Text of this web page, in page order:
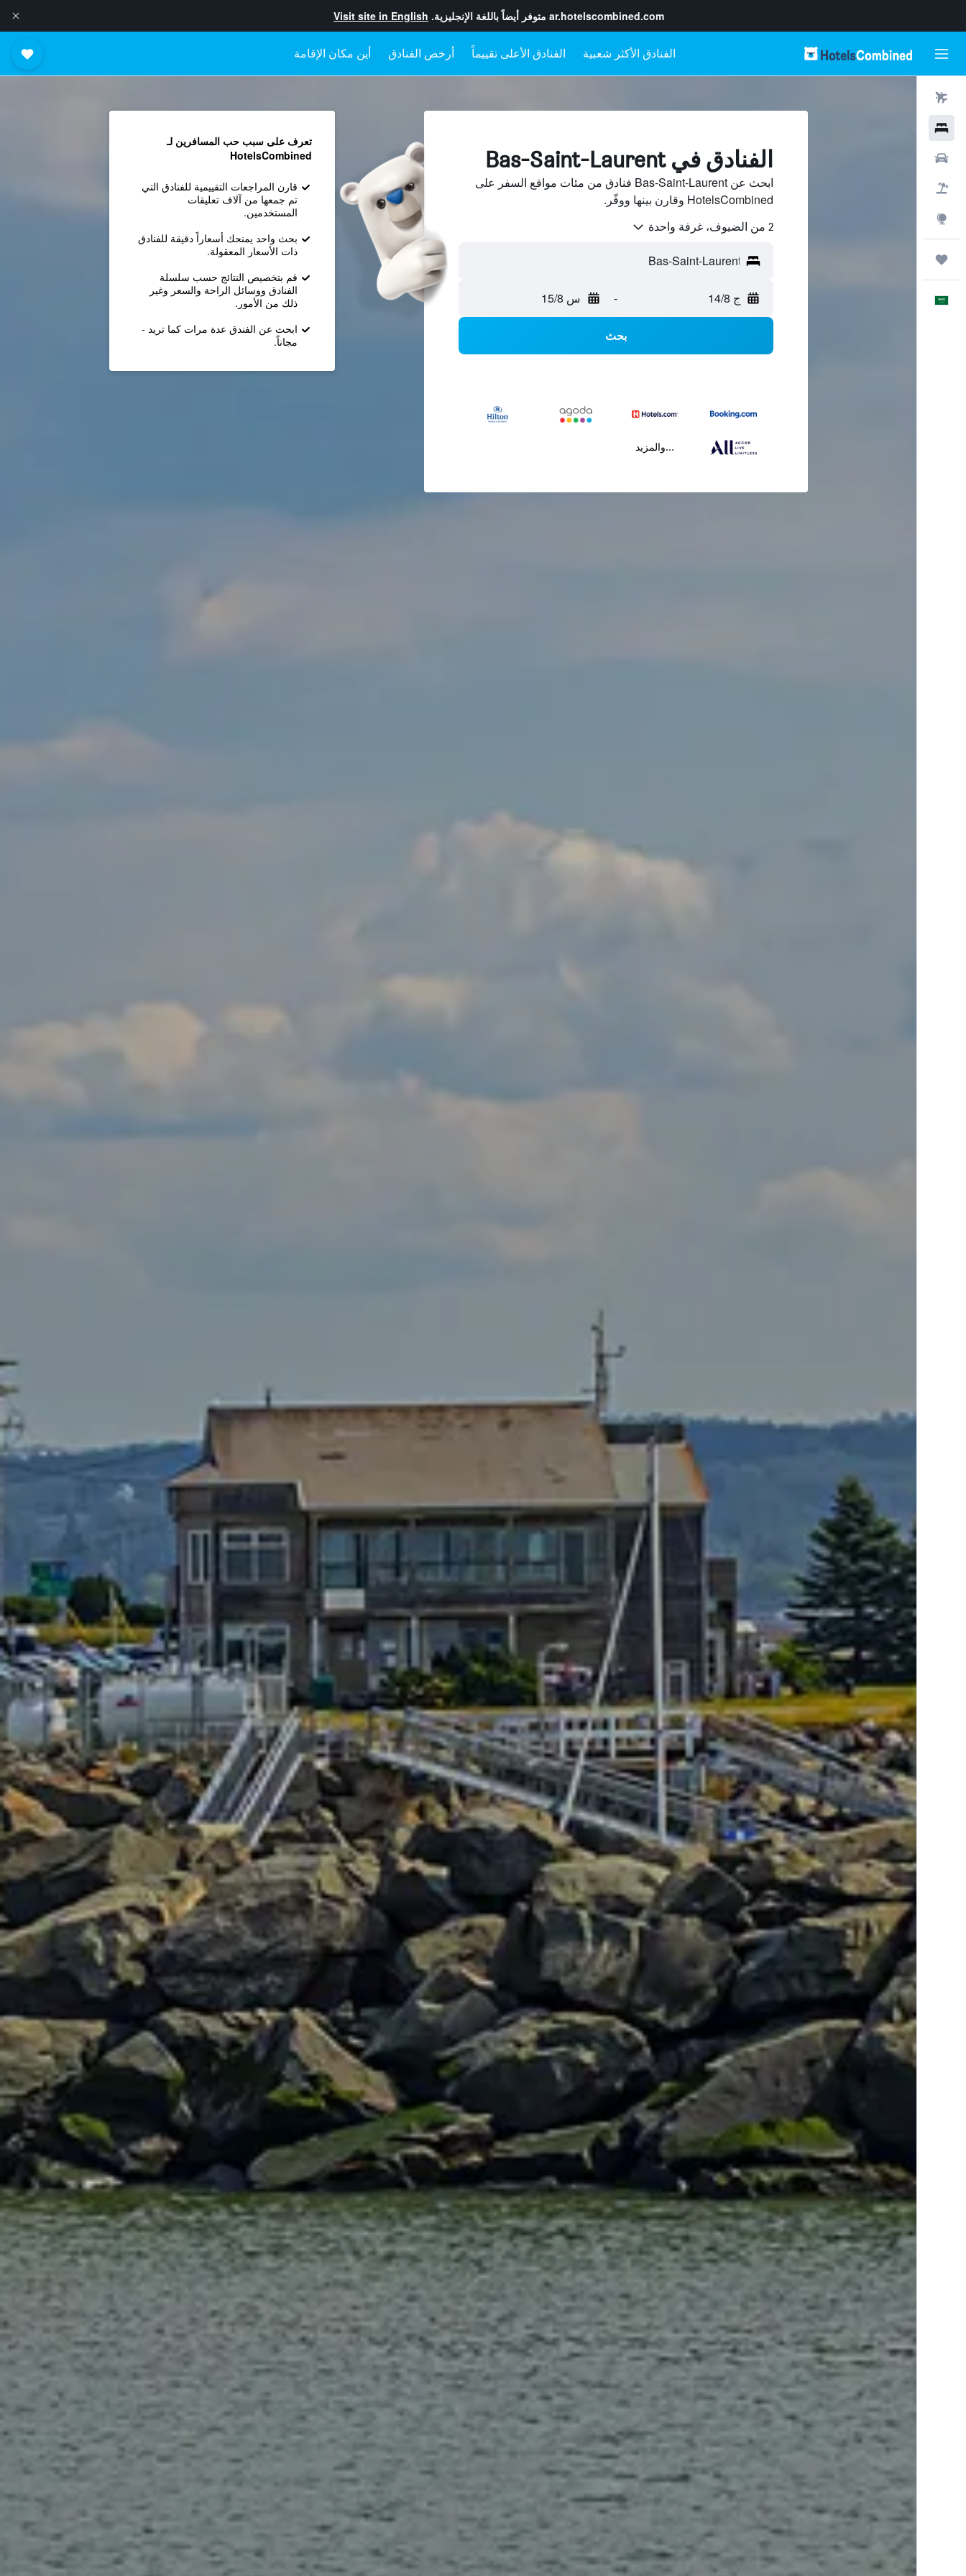
ar.hotelscombined.com متوفر أيضاً باللغة الإنجليزية. Visit site in English
الفنادق الأعلى تقييماً أرخص الفنادق أين مكان الإقامة
الفنادق في Bas-Saint-Laurent
ابحث عن Bas-Saint-Laurent فنادق من مئات مواقع السفر على
HotelsCombined وقارن بينها ووفّر.
2 من الضيوف، غرفة واحدة
ج 14/8 - س 15/8
بحث
...والمزيد
تعرف على سبب حب المسافرين لـ
HotelsCombined
قارن المراجعات التقييمية للفنادق التي
تم جمعها من آلاف تعليقات
المستخدمين.
بحث واحد يمنحك أسعاراً دقيقة للفنادق
ذات الأسعار المعقولة.
قم بتخصيص النتائج حسب سلسلة
الفنادق ووسائل الراحة والسعر وغير
ذلك من الأمور.
ابحث عن الفندق عدة مرات كما تريد -
مجاناً.